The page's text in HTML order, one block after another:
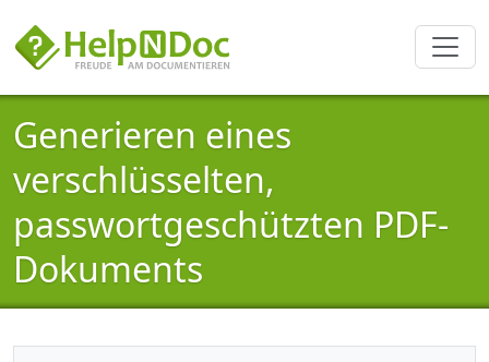
Generieren eines
verschlüsselten,
passwortgeschützten PDF-
Dokuments